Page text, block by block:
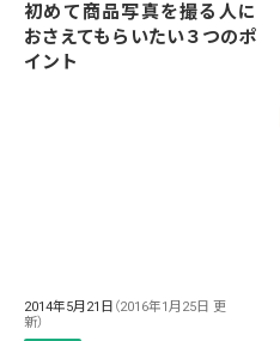
初めて商品写真を撮る人に
おさえてもらいたい３つのポ
イント
2014年5月21日 （2016年1月25日 更
新）